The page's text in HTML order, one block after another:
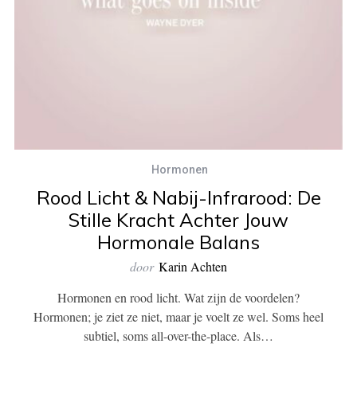
Hormonen
Rood Licht & Nabij-Infrarood: De
Stille Kracht Achter Jouw
Hormonale Balans
door Karin Achten
Hormonen en rood licht. Wat zijn de voordelen?
Hormonen; je ziet ze niet, maar je voelt ze wel. Soms heel
subtiel, soms all-over-the-place. Als…